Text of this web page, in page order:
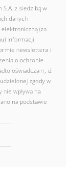
z siedzibą w
danych
elektroniczną (za
informacji
newslettera i
o ochronie
oświadczam, iż
zgody w
wpływa na
na podstawie